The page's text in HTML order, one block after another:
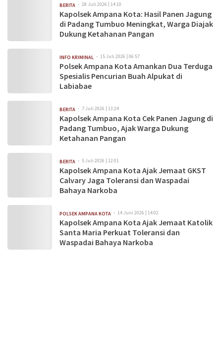
BERITA 28 Juli 2026 | 14:10
Kapolsek Ampana Kota: Hasil Panen Jagung
di Padang Tumbuo Meningkat, Warga Diajak
Dukung Ketahanan Pangan
INFO KRIMINAL 15 Juli 2026 | 06:57
Polsek Ampana Kota Amankan Dua Terduga
Spesialis Pencurian Buah Alpukat di
Labiabae
BERITA 7 Juli 2026 | 13:24
Kapolsek Ampana Kota Cek Panen Jagung di
Padang Tumbuo, Ajak Warga Dukung
Ketahanan Pangan
BERITA 5 Juli 2026 | 12:01
Kapolsek Ampana Kota Ajak Jemaat GKST
Calvary Jaga Toleransi dan Waspadai
Bahaya Narkoba
POLSEK AMPANA KOTA 14 Juni 2026 | 14:02
Kapolsek Ampana Kota Ajak Jemaat Katolik
Santa Maria Perkuat Toleransi dan
Waspadai Bahaya Narkoba